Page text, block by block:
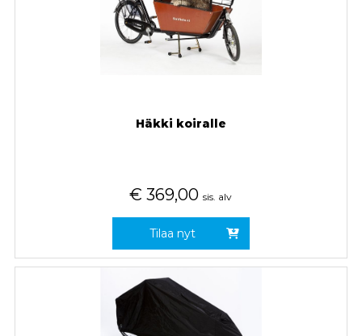
Häkki koiralle
€ 369,00 sis. alv
Tilaa nyt